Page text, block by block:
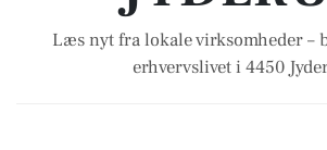
Læs nyt fra lokale virksomheder –
erhvervslivet i 4450